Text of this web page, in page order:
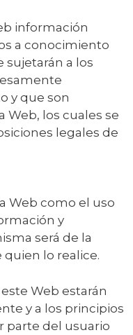
información
a conocimiento
sujetarán a los
y que son
Web, los cuales se
legales de
Web como el uso
y
será de la
lo realice.
Web estarán
y a los principios
parte del usuario